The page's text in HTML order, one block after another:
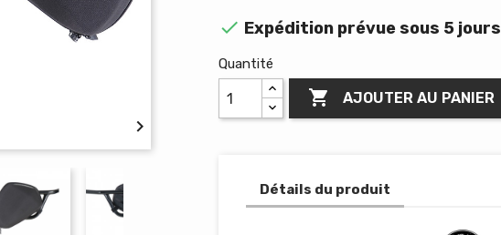

 Expédition prévue sous 5 jours
Quantité
 AJOUTER AU PANIER
Détails du produit